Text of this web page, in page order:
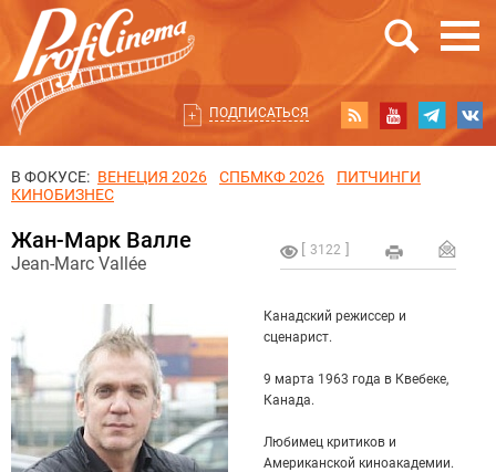
ПОДПИСАТЬСЯ
В ФОКУСЕ: ВЕНЕЦИЯ 2026 СПБМКФ 2026
ПИТЧИНГИ
КИНОБИЗНЕС
3122
Жан-Марк Валле
Jean-Marc Vallée
Канадский режиссер и
сценарист.
9 марта 1963 года в Квебеке,
Канада.
Любимец критиков и
Американской киноакадемии.